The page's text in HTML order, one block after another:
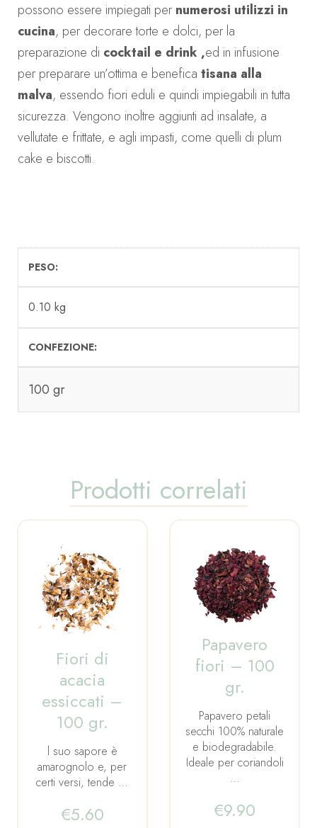
possono essere impiegati per numerosi utilizzi in
cucina, per decorare torte e dolci, per la
preparazione di cocktail e drink ,ed in infusione
per preparare un’ottima e benefica tisana alla
malva, essendo fiori eduli e quindi impiegabili in tutta
sicurezza. Vengono inoltre aggiunti ad insalate, a
vellutate e frittate, e agli impasti, come quelli di plum
cake e biscotti.
PESO
0.10 kg
CONFEZIONE
100 gr
Prodotti correlati
Fiori di
acacia
essiccati –
100 gr.
l suo sapore è
amarognolo e, per
certi versi, tende …
€5.60
Papavero
fiori – 100
gr.
Papavero petali
secchi 100% naturale
e biodegradabile.
Ideale per coriandoli
…
€9.90